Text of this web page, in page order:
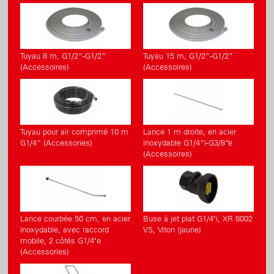
Tuyau 8 m, G1/2“-G1/2“
(Accessoires)
Tuyau 15 m, G1/2“-G1/2“
(Accessoires)
Tuyau pour air comprimé 10 m
G1/4“ (Accessories)
Lance 1 m droite, en acier
inoxydable G1/4“i-G3/8“e
(Accessoires)
Lance courbée 50 cm, en acier
inoxydable, avec raccord
mobile, 2 côtés G1/4"e
(Accessories)
Buse à jet plat G1/4"i, XR 8002
VS, Viton (jaune)